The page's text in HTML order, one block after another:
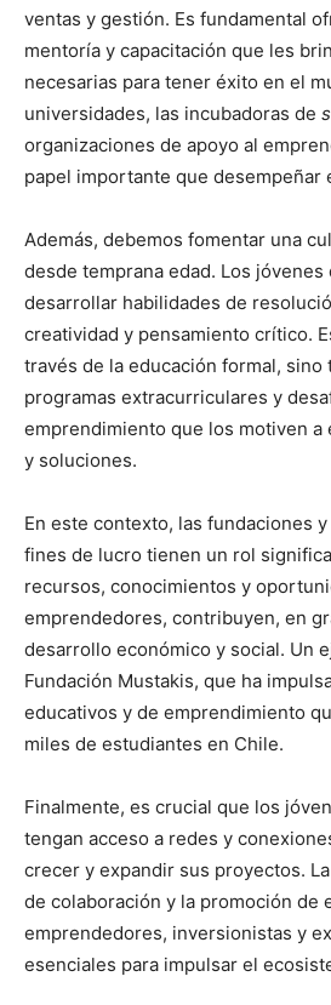
ventas y gestión. Es fundamental
mentoría y capacitación que les
necesarias para tener éxito en el
universidades, las incubadoras de
organizaciones de apoyo al
papel importante que desempeñar
Además, debemos fomentar una
desde temprana edad. Los
desarrollar habilidades de
creatividad y pensamiento crítico.
través de la educación formal, sino
programas extracurriculares y
emprendimiento que los motiven a
y soluciones.
En este contexto, las fundaciones
fines de lucro tienen un rol
recursos, conocimientos y
emprendedores, contribuyen, en
desarrollo económico y social. Un
Fundación Mustakis, que ha
educativos y de emprendimiento
miles de estudiantes en Chile.
Finalmente, es crucial que los
tengan acceso a redes y
crecer y expandir sus proyectos.
de colaboración y la promoción de
emprendedores, inversionistas y
esenciales para impulsar el